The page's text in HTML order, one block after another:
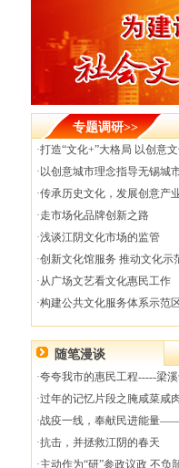
专题调研>>
·打造“文化+”大格局 以创意
· 以创意城市理念指导无锡城
·传承历史文化，发展创意产
·走市场化品牌创新之路
·浅谈江阴文化市场的监管
·创新文化馆服务 推动文化示
·从广场文艺看文化惠民工作
·构建公共文化服务体系示范
随笔漫谈
·夸夸我市的惠民工程-----梁
·过年的记忆片段之腌咸菜咸
·战疫一线，奉献民进能量
·抗击，并拯救江阴的春天
·主动作为“研”参政议政 不负